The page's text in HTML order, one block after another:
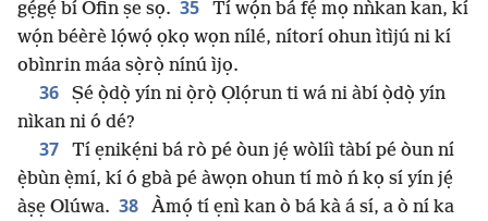
gẹ́gẹ́ bí Òfin ṣe sọ. 35
Tí wọ́n bá fẹ́ mọ nǹkan kan, kí
wọ́n béèrè lọ́wọ́ ọkọ wọn nílé, nítorí ohun ìtìjú ni kí
obìnrin máa sọ̀rọ̀ nínú ìjọ.
36
Ṣé ọ̀dọ̀ yín ni ọ̀rọ̀ Ọlọ́run ti wá ni àbí ọ̀dọ̀ yín
nìkan ni ó dé?
37
Tí ẹnikẹ́ni bá rò pé òun jẹ́ wòlíì tàbí pé òun ní
ẹ̀bùn ẹ̀mí, kí ó gbà pé àwọn ohun tí mò ń kọ sí yín jẹ́
àṣẹ Olúwa. 38
Àmọ́ tí ẹnì kan ò bá kà á sí, a ò ní ka